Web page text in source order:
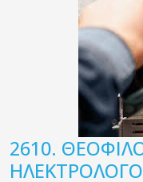
2610.